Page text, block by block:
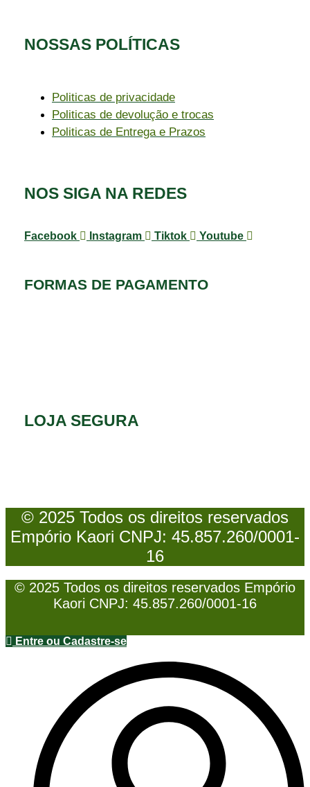
NOSSAS POLÍTICAS
Politicas de privacidade
Politicas de devolução e trocas
Politicas de Entrega e Prazos
NOS SIGA NA REDES
Facebook Instagram Tiktok Youtube
FORMAS DE PAGAMENTO
LOJA SEGURA
© 2025 Todos os direitos reservados
Empório Kaori CNPJ: 45.857.260/0001-
16
© 2025 Todos os direitos reservados Empório
Kaori CNPJ: 45.857.260/0001-16
Entre ou Cadastre-se